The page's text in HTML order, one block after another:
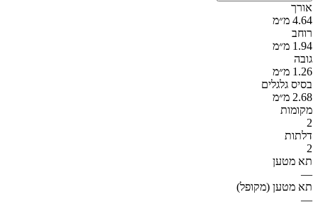
אורך
4.64 מ״מ
רוחב
1.94 מ״מ
גובה
1.26 מ״מ
בסיס גלגלים
2.68 מ״מ
מקומות
2
דלתות
2
תא מטען
—
תא מטען (מקופל)
—